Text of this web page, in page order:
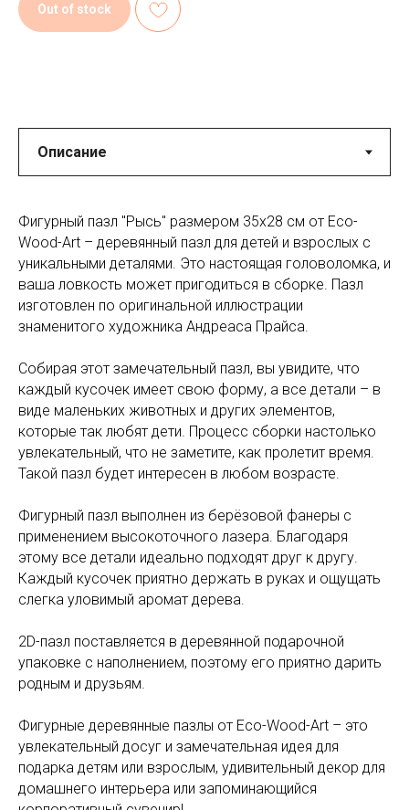
Out of stock
Фигурный пазл "Рысь" размером 35x28 см от Eco-
Wood-Art – деревянный пазл для детей и взрослых с
уникальными деталями. Это настоящая головоломка, и
ваша ловкость может пригодиться в сборке. Пазл
изготовлен по оригинальной иллюстрации
знаменитого художника Андреаса Прайса.
Собирая этот замечательный пазл, вы увидите, что
каждый кусочек имеет свою форму, а все детали – в
виде маленьких животных и других элементов,
которые так любят дети. Процесс сборки настолько
увлекательный, что не заметите, как пролетит время.
Такой пазл будет интересен в любом возрасте.
Фигурный пазл выполнен из берёзовой фанеры с
применением высокоточного лазера. Благодаря
этому все детали идеально подходят друг к другу.
Каждый кусочек приятно держать в руках и ощущать
слегка уловимый аромат дерева.
2D-пазл поставляется в деревянной подарочной
упаковке с наполнением, поэтому его приятно дарить
родным и друзьям.
Фигурные деревянные пазлы от Eco-Wood-Art – это
увлекательный досуг и замечательная идея для
подарка детям или взрослым, удивительный декор для
домашнего интерьера или запоминающийся